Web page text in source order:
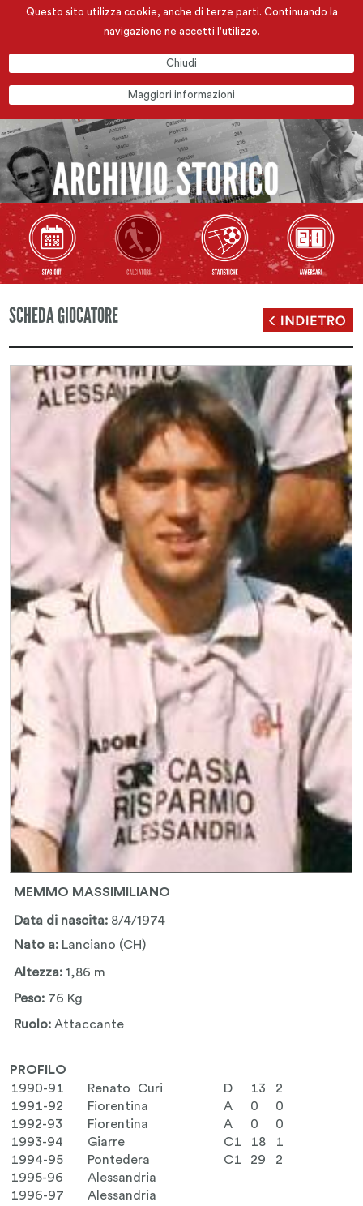
Questo sito utilizza cookie, anche di terze parti. Continuando la
navigazione ne accetti l'utilizzo.
Chiudi
Maggiori informazioni
SCHEDA GIOCATORE
MEMMO MASSIMILIANO
Data di nascita: 8/4/1974
Nato a: Lanciano (CH)
Altezza:1,86 m
Peso: 76 Kg
Ruolo:Attaccante
PROFILO
1990-91
Renato Curi D 13
2
1991-92
Fiorentina A 0
0
1992-93
Fiorentina A 0
0
1993-94
Giarre C1 18
1
1994-95
Pontedera C1 29
2
1995-96
Alessandria
1996-97
Alessandria